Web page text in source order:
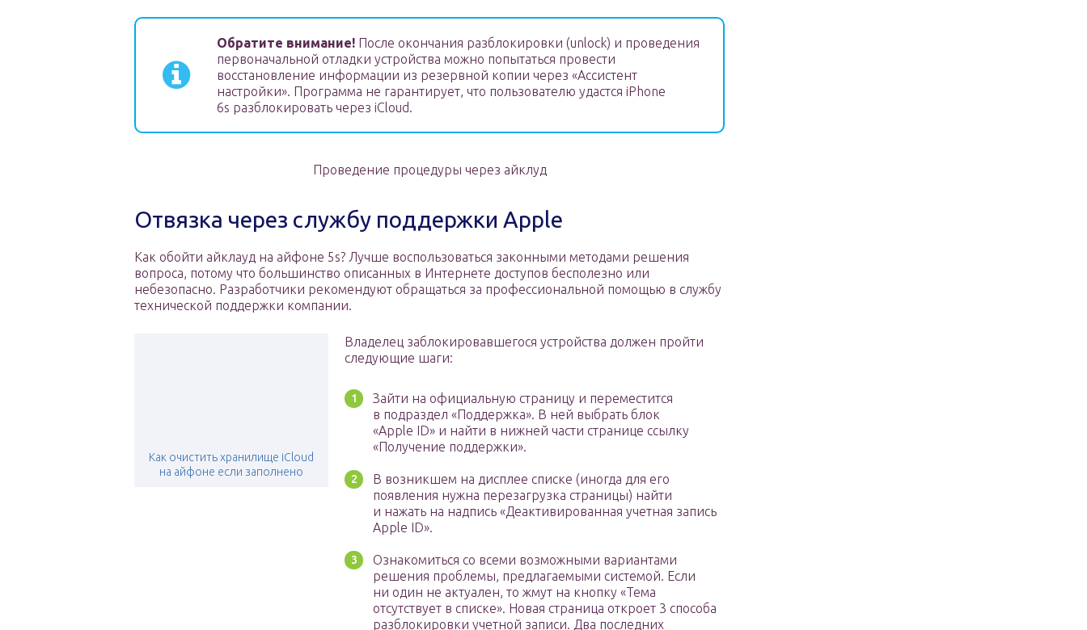
Обратите внимание! После окончания разблокировки (unlock) и проведения
первоначальной отладки устройства можно попытаться провести
восстановление информации из резервной копии через «Ассистент
настройки». Программа не гарантирует, что пользователю удастся iPhone
6s разблокировать через iCloud.
Проведение процедуры через айклуд
Отвязка через службу поддержки Apple
Как обойти айклауд на айфоне 5s? Лучше воспользоваться законными методами решения
вопроса, потому что большинство описанных в Интернете доступов бесполезно или
небезопасно. Разработчики рекомендуют обращаться за профессиональной помощью в службу
технической поддержки компании.
Как очистить хранилище iCloud
на айфоне если заполнено
Владелец заблокировавшегося устройства должен пройти
следующие шаги:
Зайти на официальную страницу и переместится
в подраздел «Поддержка». В ней выбрать блок
«Apple ID» и найти в нижней части странице ссылку
«Получение поддержки».
В возникшем на дисплее списке (иногда для его
появления нужна перезагрузка страницы) найти
и нажать на надпись «Деактивированная учетная запись
Apple ID».
Ознакомиться со всеми возможными вариантами
решения проблемы, предлагаемыми системой. Если
ни один не актуален, то жмут на кнопку «Тема
отсутствует в списке». Новая страница откроет 3 способа
разблокировки учетной записи. Два последних